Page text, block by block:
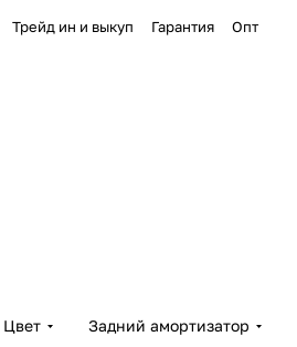
Трейд ин и выкуп Гарантия Опт
Цвет Задний амортизатор